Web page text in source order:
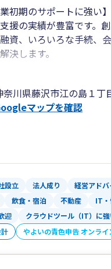
業初期のサポートに強い】
援の実績が豊富です。
資、いろいろな手続、
決します。
ウド会計、ITツールの
などのクラウド会計を
ウド会計以外にもクラ
ットツール、WEB会議
。
まの業務効率化にもお
見えない不安を解決】
況がわからない、先が
正確に把握して、さら
奈川県藤沢市江の島１丁
マップを確認
設立 法人成り 経営アドバ
飲食・宿泊 不動産 IT
迎 クラウドツール（IT）に
やよいの青色申告 オンライ